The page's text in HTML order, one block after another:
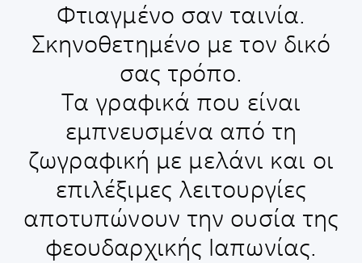
Φτιαγμένο σαν ταινία.
Σκηνοθετημένο με τον δικό
σας τρόπο.
Τα γραφικά που είναι
εμπνευσμένα από τη
ζωγραφική με μελάνι και οι
επιλέξιμες λειτουργίες
αποτυπώνουν την ουσία της
φεουδαρχικής Ιαπωνίας.